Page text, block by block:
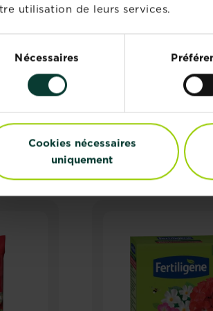
utilisation de leurs services.
Nécessaires
Cookies nécessaires
uniquement
de la lune sur les cultures,